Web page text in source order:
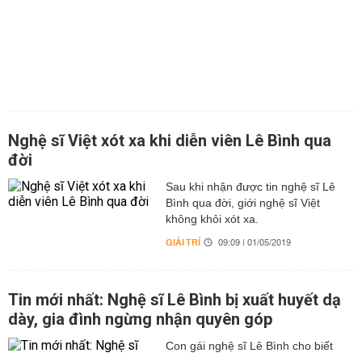
Nghệ sĩ Việt xót xa khi diễn viên Lê Bình qua
đời
Sau khi nhận được tin nghệ sĩ Lê
Bình qua đời, giới nghệ sĩ Việt
không khỏi xót xa.
GIẢI TRÍ 09:09 | 01/05/2019
Tin mới nhất: Nghệ sĩ Lê Bình bị xuất huyết dạ
dày, gia đình ngừng nhận quyên góp
Con gái nghệ sĩ Lê Bình cho biết